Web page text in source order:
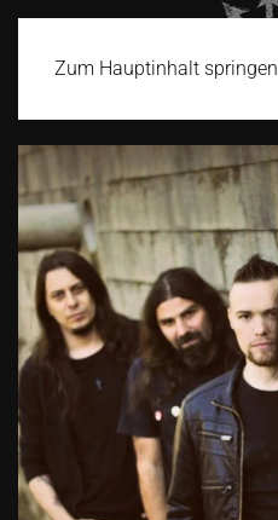
Zum Hauptinhalt springen